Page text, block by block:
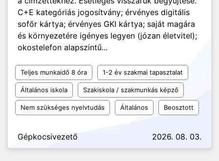
C+E kategóriás jogosítvány; érvényes digitális
sofőr kártya; érvényes GKI kártya; saját magára
és környezetére igényes legyen (józan életvitel);
okostelefon alapszintű...
Teljes munkaidő 8 óra 1-2 év szakmai tapasztalat
Általános iskola Szakiskola / szakmunkás képző
Nem szükséges nyelvtudás Általános Beosztott
Gépkocsivezető 2026. 08. 03.